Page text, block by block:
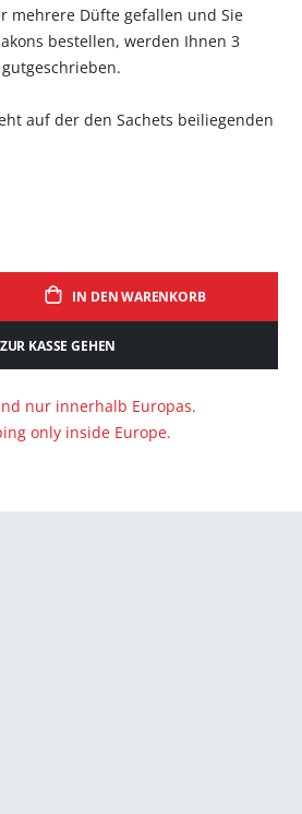
mehrere Düfte gefallen und Sie
bestellen, werden Ihnen 3
auf der den Sachets beiliegenden
IN DEN WARENKORB
ZUR KASSE GEHEN
nur innerhalb Europas.
only inside Europe.